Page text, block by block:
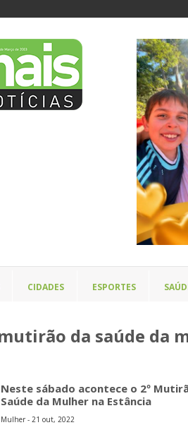
CIDADES ESPORTES
da saúde da
Neste sábado acontece o 2º
Saúde da Mulher na Estância
Mulher - 21 out, 2022